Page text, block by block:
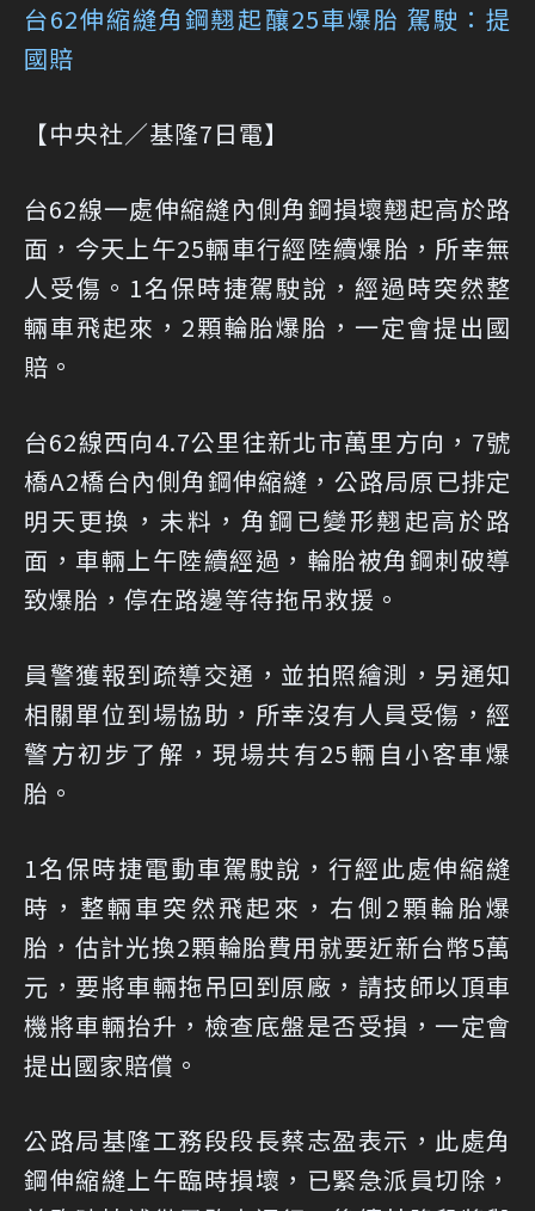
台62伸縮縫角鋼翹起釀25車爆胎 駕駛：提
國賠
【中央社／基隆7日電】
台62線一處伸縮縫內側角鋼損壞翹起高於路
面，今天上午25輛車行經陸續爆胎，所幸無
人受傷。1名保時捷駕駛說，經過時突然整
輛車飛起來，2顆輪胎爆胎，一定會提出國
賠。
台62線西向4.7公里往新北市萬里方向，7號
橋A2橋台內側角鋼伸縮縫，公路局原已排定
明天更換，未料，角鋼已變形翹起高於路
面，車輛上午陸續經過，輪胎被角鋼刺破導
致爆胎，停在路邊等待拖吊救援。
員警獲報到疏導交通，並拍照繪測，另通知
相關單位到場協助，所幸沒有人員受傷，經
警方初步了解，現場共有25輛自小客車爆
胎。
1名保時捷電動車駕駛說，行經此處伸縮縫
時，整輛車突然飛起來，右側2顆輪胎爆
胎，估計光換2顆輪胎費用就要近新台幣5萬
元，要將車輛拖吊回到原廠，請技師以頂車
機將車輛抬升，檢查底盤是否受損，一定會
提出國家賠償。
公路局基隆工務段段長蔡志盈表示，此處角
鋼伸縮縫上午臨時損壞，已緊急派員切除，